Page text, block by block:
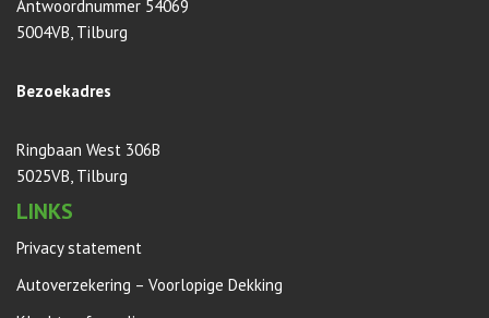
Antwoordnummer 54069
5004VB, Tilburg
Bezoekadres
Ringbaan West 306B
5025VB, Tilburg
LINKS
Privacy statement
Autoverzekering – Voorlopige Dekking